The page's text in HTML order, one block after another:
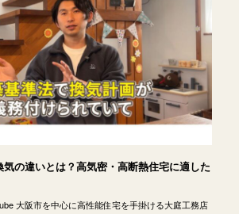
の違いとは？高気密・高断熱住宅に適した
大阪市を中心に高性能住宅を手掛ける大庭工務店